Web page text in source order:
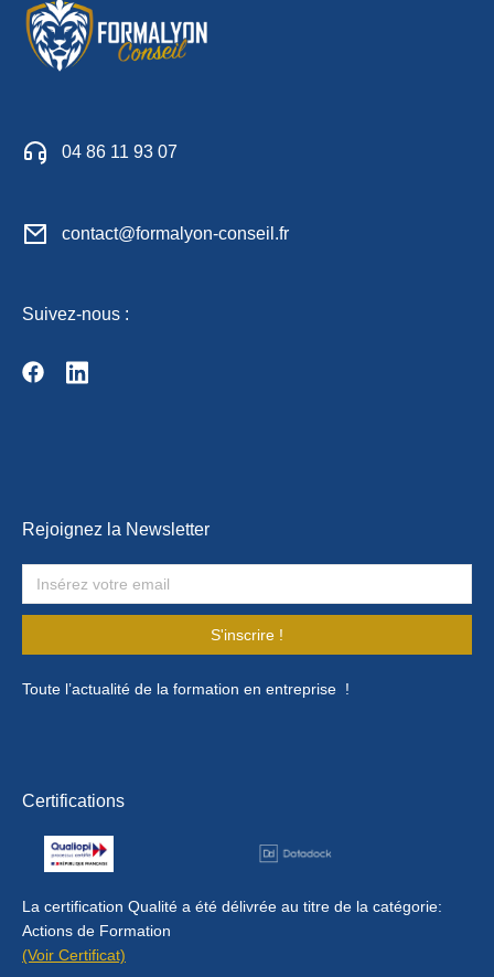
04 86 11 93 07
contact@formalyon-conseil.fr
Suivez-nous :
Rejoignez la Newsletter
S'inscrire !
Toute l’actualité de la formation en entreprise !
Certifications
La certification Qualité a été délivrée au titre de la catégorie:
Actions de Formation
(Voir Certificat)